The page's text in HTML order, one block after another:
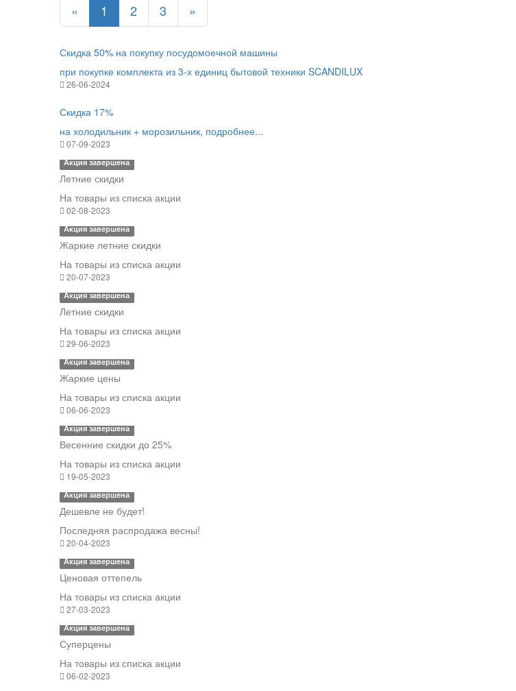
« 1 2 3 »
Скидка 50% на покупку посудомоечной машины
при покупке комплекта из 3-х единиц бытовой техники SCANDILUX
26-06-2024
Скидка 17%
на холодильник + морозильник, подробнее...
07-09-2023
Акция завершена
Летние скидки
На товары из списка акции
02-08-2023
Акция завершена
Жаркие летние скидки
На товары из списка акции
20-07-2023
Акция завершена
Летние скидки
На товары из списка акции
29-06-2023
Акция завершена
Жаркие цены
На товары из списка акции
06-06-2023
Акция завершена
Весенние скидки до 25%
На товары из списка акции
19-05-2023
Акция завершена
Дешевле не будет!
Последняя распродажа весны!
20-04-2023
Акция завершена
Ценовая оттепель
На товары из списка акции
27-03-2023
Акция завершена
Суперцены
На товары из списка акции
06-02-2023